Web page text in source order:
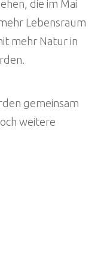
die im Mai
Lebensraum
mehr Natur in
gemeinsam
weitere